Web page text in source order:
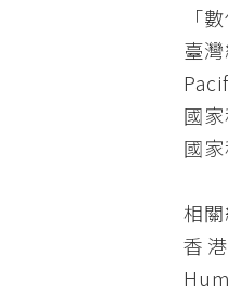
「
臺
國
國
相關
香